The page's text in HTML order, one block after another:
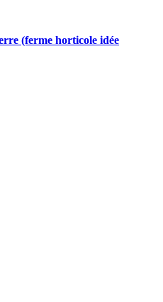
(ferme horticole idée